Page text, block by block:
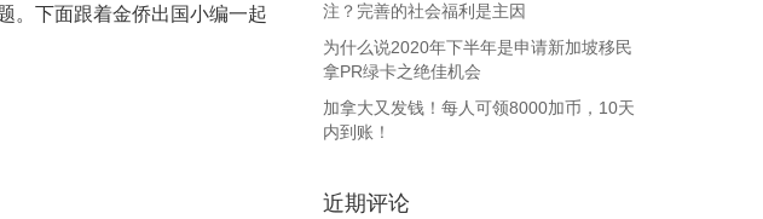
。下面跟着金侨出国小编一起
注？完善的社会福利是主因
为什么说2020年下半年是申请新加坡移民
拿PR绿卡之绝佳机会
加拿大又发钱！每人可领8000加币，10天
内到账！
近期评论